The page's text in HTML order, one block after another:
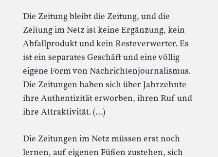
Die Zeitung bleibt die Zeitung, und die
Zeitung im Netz ist keine Ergänzung, kein
Abfallprodukt und kein Resteverwerter. Es
ist ein separates Geschäft und eine völlig
eigene Form von Nachrichtenjournalismus.
Die Zeitungen haben sich über Jahrzehnte
ihre Authentizität erworben, ihren Ruf und
ihre Attraktivität. (…)
Die Zeitungen im Netz müssen erst noch
lernen, auf eigenen Füßen zustehen, sich